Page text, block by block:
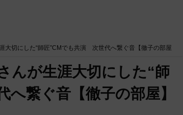
大切にした“師匠”CMでも共演 次世代へ繋ぐ音【徹子の部屋
んが生涯大切にした“師
繋ぐ音【徹子の部屋】